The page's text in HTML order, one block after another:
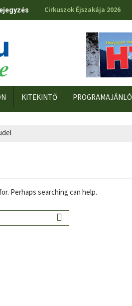
Cirkuszok Éjszakája 2026
KITEKINTŐ PROGRAMAJÁNLÓ
Perhaps searching can help.